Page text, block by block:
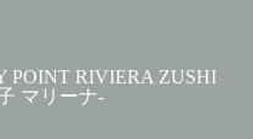
POINT RIVIERA ZUSHI
マリーナ-